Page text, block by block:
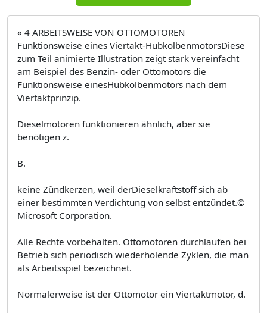
« 4 ARBEITSWEISE VON OTTOMOTOREN
Funktionsweise eines Viertakt-HubkolbenmotorsDiese
zum Teil animierte Illustration zeigt stark vereinfacht
am Beispiel des Benzin- oder Ottomotors die
Funktionsweise einesHubkolbenmotors nach dem
Viertaktprinzip.
Dieselmotoren funktionieren ähnlich, aber sie
benötigen z.
B.
keine Zündkerzen, weil derDieselkraftstoff sich ab
einer bestimmten Verdichtung von selbst entzündet.©
Microsoft Corporation.
Alle Rechte vorbehalten. Ottomotoren durchlaufen bei
Betrieb sich periodisch wiederholende Zyklen, die man
als Arbeitsspiel bezeichnet.
Normalerweise ist der Ottomotor ein Viertaktmotor, d.